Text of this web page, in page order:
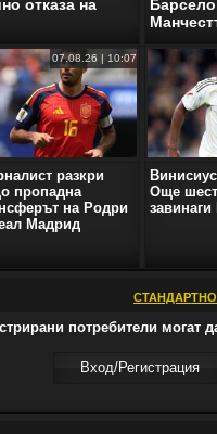
отказа на
07.08.26 | 10:07
разкри
пропадна
на Родри
Мадрид
Още
СТАНДАРТНО
потребители могат
Вход/Регистрaция